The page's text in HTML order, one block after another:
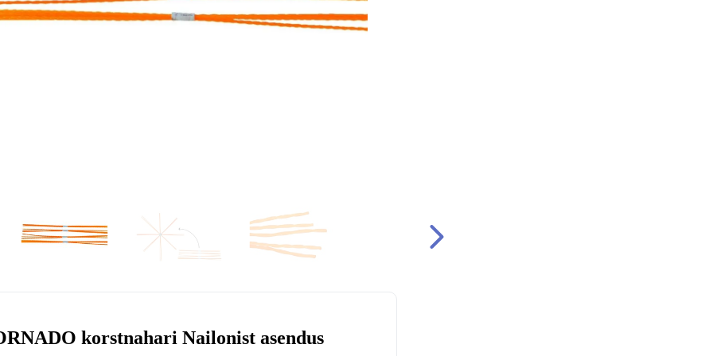
korstnahari Nailonist asendus